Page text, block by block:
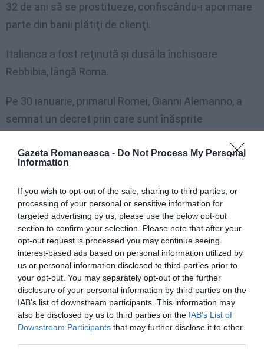
Gazeta Romaneasca - Do Not Process My Personal
Information
If you wish to opt-out of the sale, sharing to third parties, or
processing of your personal or sensitive information for
targeted advertising by us, please use the below opt-out
section to confirm your selection. Please note that after your
opt-out request is processed you may continue seeing
interest-based ads based on personal information utilized by
us or personal information disclosed to third parties prior to
your opt-out. You may separately opt-out of the further
disclosure of your personal information by third parties on the
IAB’s list of downstream participants. This information may
also be disclosed by us to third parties on the IAB’s List of
Downstream Participants that may further disclose it to other
32 de ani să se prostitueze, confiscându-i apoi mare
parte din banii plătiţi de clienţi.
Italianca a fost reţinută şi dusă la închisoare
Rebbibia, lângă Roma.
Pe 30 ianuarie, primarul Romei, Gianni Alemanno, a
semnat un decret prin care sunt înăsprite
prostituţie”.
See
more
Articolul anterior
Grigoriu trage un semnal de alarmă
Comitetul românilor din Lazio, la Anagnina
AȚI PUTEA DORI DE
ASEMENEA